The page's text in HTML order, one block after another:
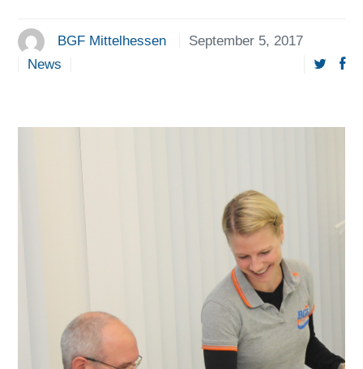
BGF Mittelhessen
September 5, 2017
News